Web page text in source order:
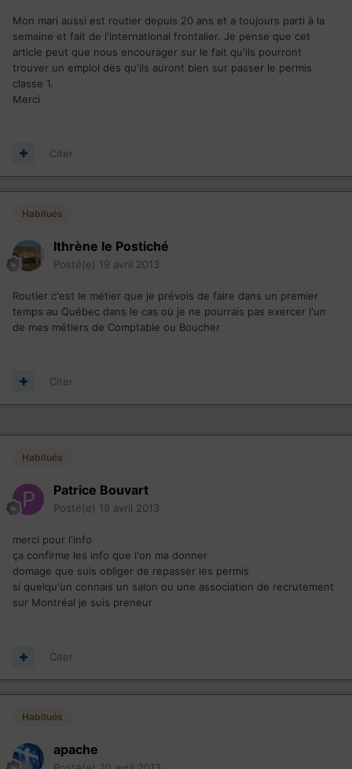
Mon mari aussi est routier depuis 20 ans et a toujours parti à la
semaine et fait de l'international frontalier. Je pense que cet
article peut que nous encourager sur le fait qu'ils pourront
trouver un emploi dès qu'ils auront bien sur passer le permis
classe 1.
Merci
Citer
Habitués
Ithrène le Postiché
Posté(e) 19 avril 2013
Routier c'est le métier que je prévois de faire dans un premier
temps au Québec dans le cas où je ne pourrais pas exercer l'un
de mes métiers de Comptable ou Boucher
Citer
Habitués
Patrice Bouvart
Posté(e) 19 avril 2013
merci pour l'info
ça confirme les info que l'on ma donner
domage que suis obliger de repasser les permis
si quelqu'un connais un salon ou une association de recrutement
sur Montréal je suis preneur
Citer
Habitués
apache